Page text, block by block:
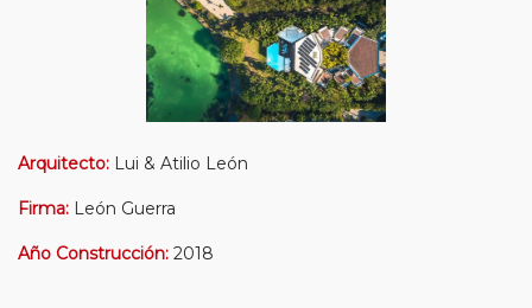
Arquitecto: Lui & Atilio León
Firma: León Guerra
Año Construcción: 2018